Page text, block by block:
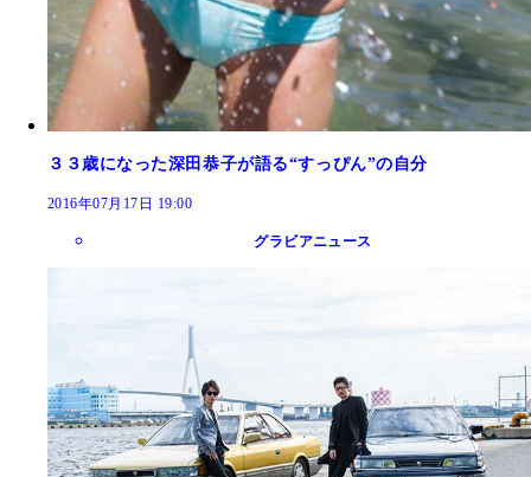
３３歳になった深田恭子が語る“すっぴん”の自分
2016年07月17日 19:00
グラビアニュース